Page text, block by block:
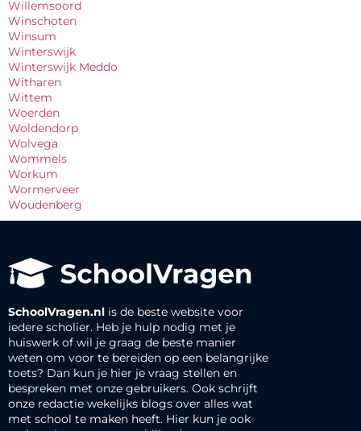
Willemsoord
Winschoten
Winsum
Winterswijk
Winterswijk Meddo
Witharen
Wittem
Woerden
Woldendorp
Wolvega
Wommels
Workum
Wormerveer
Woudenberg
SchoolVragen.nl is de beste website voor
iedere scholier. Heb je hulp nodig met je
huiswerk of wil je graag de beste manier
weten om voor te bereiden op een belangrijke
toets? Dan kun je hier je vraag stellen en
bespreken met onze gebruikers. Ook schrijft
onze redactie wekelijks blogs over alles wat
met school te maken heeft. Hier kun je ook